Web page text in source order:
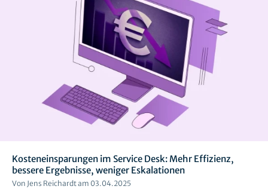
Kosteneinsparungen im Service Desk: Mehr Effizienz,
bessere Ergebnisse, weniger Eskalationen
Von Jens Reichardt am 03.04.2025